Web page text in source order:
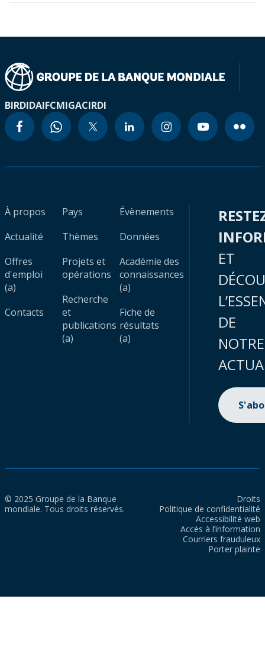
BIRDIDAIFCMIGACIRDI
À propos
Actualité
Offres
d'emploi
(a)
Contacts
Pays
Thèmes
Projets et
opérations
Recherche
et
publications
(a)
Évènements
Données
Académie des
connaissances
(a)
Fiche de
résultats
(a)
ET
DE
NOTRE
© 2025 Groupe de la Banque
mondiale. Tous droits réservés.
Droits
Politique de confidentialité
Accessibilité web
Accès à l’information
Courriers frauduleux
Porter plainte